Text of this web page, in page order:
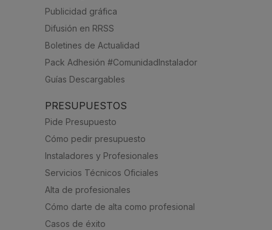
Publicidad gráfica
Difusión en RRSS
Boletines de Actualidad
Pack Adhesión #ComunidadInstalador
Guías Descargables
PRESUPUESTOS
Pide Presupuesto
Cómo pedir presupuesto
Instaladores y Profesionales
Servicios Técnicos Oficiales
Alta de profesionales
Cómo darte de alta como profesional
Casos de éxito